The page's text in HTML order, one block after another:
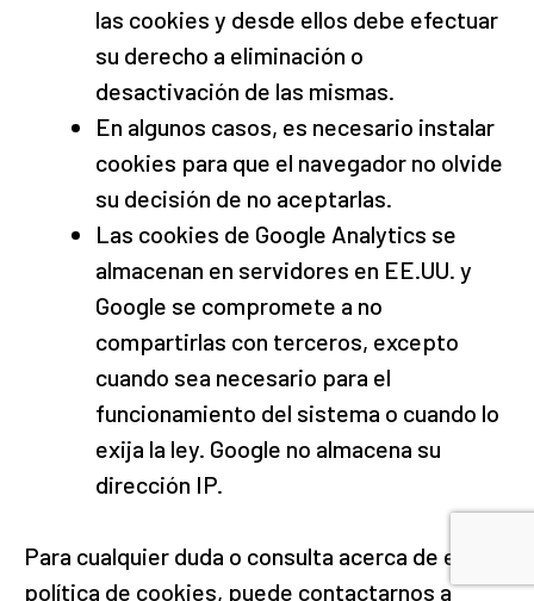
las cookies y desde ellos debe efectuar
su derecho a eliminación o
desactivación de las mismas.
En algunos casos, es necesario instalar
cookies para que el navegador no olvide
su decisión de no aceptarlas.
Las cookies de Google Analytics se
almacenan en servidores en EE.UU. y
Google se compromete a no
compartirlas con terceros, excepto
cuando sea necesario para el
funcionamiento del sistema o cuando lo
exija la ley. Google no almacena su
dirección IP.
Para cualquier duda o consulta acerca de esta
política de cookies, puede contactarnos a